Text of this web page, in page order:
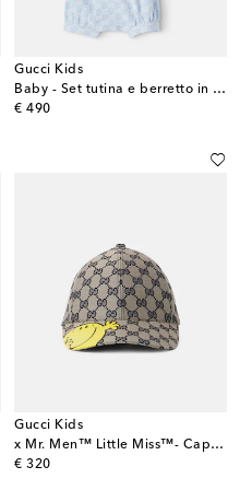
Gucci Kids
Baby - Set tutina e berretto in cotone GG
€ 490
original price
Gucci Kids
x Mr. Men™ Little Miss™- Cappello da baseball
€ 320
original price